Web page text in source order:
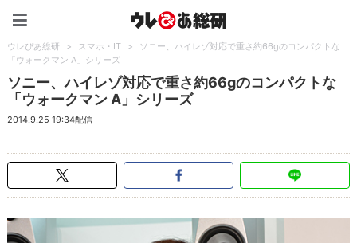
ウレぴあ総研 > スマホ・IT >
ソニー、ハイレゾ対応で重さ約66gのコンパクトな
「ウォークマン A」シリーズ
ソニー、ハイレゾ対応で重さ約66gのコンパクトな
「ウォークマン A」シリーズ
2014.9.25 19:34配信